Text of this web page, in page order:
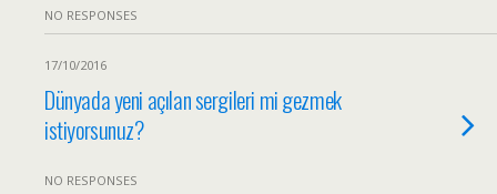
NO RESPONSES
17/10/2016
Dünyada yeni açılan sergileri mi gezmek
istiyorsunuz?
NO RESPONSES